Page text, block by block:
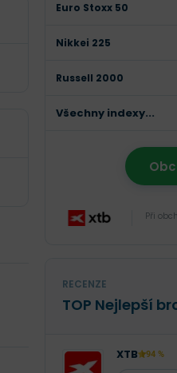
Euro Stoxx 50
Nikkei 225
Russell 2000
Všechny indexy...
Při
RECENZE
TOP Nejlepší
XTB 94 %